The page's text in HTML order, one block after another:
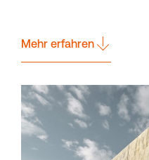
Mehr erfahren